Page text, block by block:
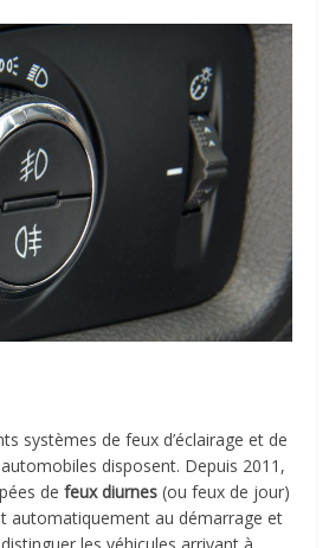
systèmes de feux d’éclairage et de
disposent. Depuis 2011,
defeux diurnes (ou feux de jour)
automatiquement au démarrage et